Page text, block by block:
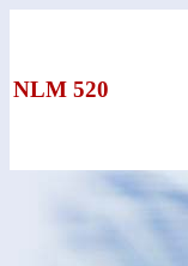
NLM 520